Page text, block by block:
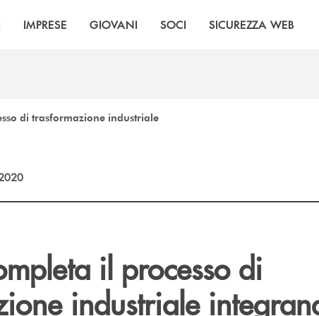
IMPRESE GIOVANI SOCI SICUREZZA WEB
di trasformazione industriale
il processo di
industriale